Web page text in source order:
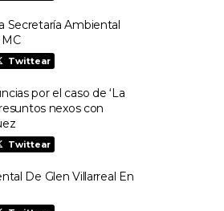
Secretaría Ambiental
MC
Twittear
por el caso de ‘La
nexos con
Twittear
De Glen Villarreal En